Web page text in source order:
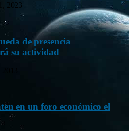
2023
de presencia
su actividad
en un foro económico el